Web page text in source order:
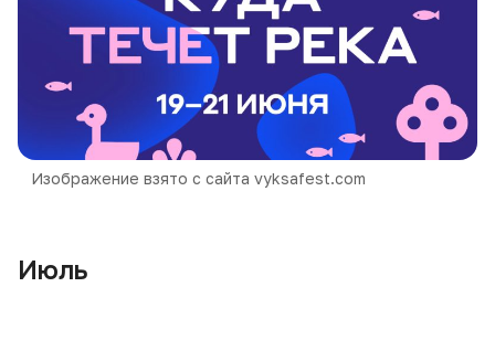
Изображение взято с сайта vyksafest.com
Июль